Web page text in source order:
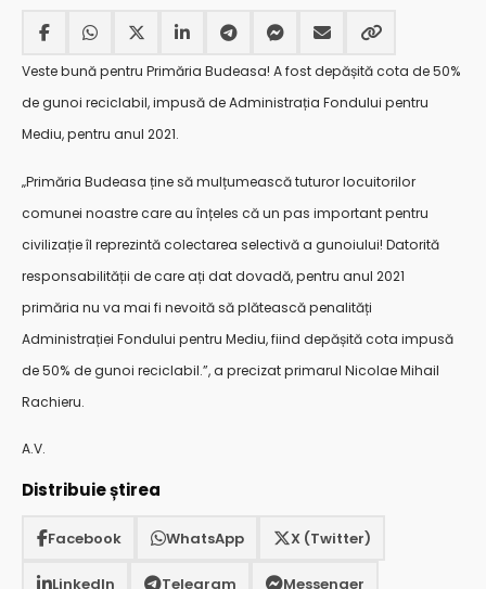
Veste bună pentru Primăria Budeasa! A fost depășită cota de 50%
de gunoi reciclabil, impusă de Administrația Fondului pentru
Mediu, pentru anul 2021.
„Primăria Budeasa ține să mulțumească tuturor locuitorilor
comunei noastre care au înțeles că un pas important pentru
civilizație îl reprezintă colectarea selectivă a gunoiului! Datorită
responsabilității de care ați dat dovadă, pentru anul 2021
primăria nu va mai fi nevoită să plătească penalități
Administrației Fondului pentru Mediu, fiind depășită cota impusă
de 50% de gunoi reciclabil.”, a precizat primarul Nicolae Mihail
Rachieru.
A.V.
Distribuie știrea
Facebook WhatsApp X (Twitter)
LinkedIn Telegram Messenger